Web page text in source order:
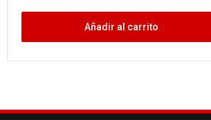
Añadir al carrito